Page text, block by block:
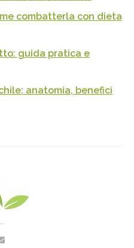
combatterla con dieta
guida pratica e
anatomia, benefici